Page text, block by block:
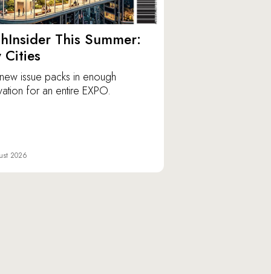
This Summer:
Cities
issue packs in enough
for an entire EXPO.
2026